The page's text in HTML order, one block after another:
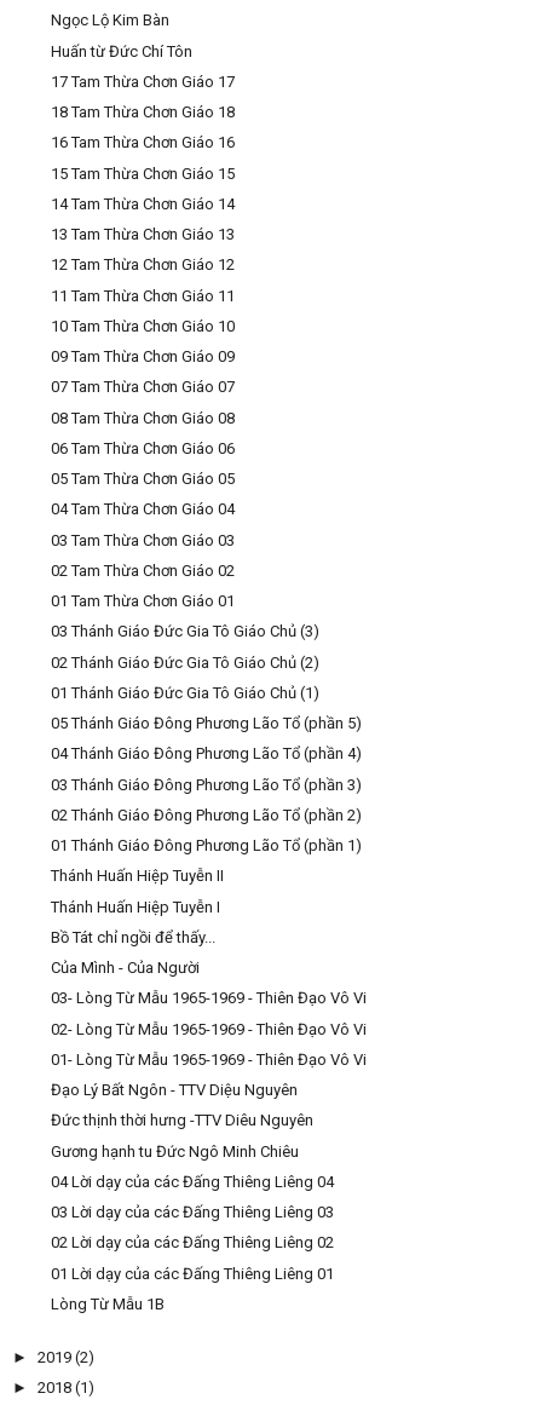
Ngọc Lộ Kim Bàn
Huấn từ Đức Chí Tôn
17 Tam Thừa Chơn Giáo 17
18 Tam Thừa Chơn Giáo 18
16 Tam Thừa Chơn Giáo 16
15 Tam Thừa Chơn Giáo 15
14 Tam Thừa Chơn Giáo 14
13 Tam Thừa Chơn Giáo 13
12 Tam Thừa Chơn Giáo 12
11 Tam Thừa Chơn Giáo 11
10 Tam Thừa Chơn Giáo 10
09 Tam Thừa Chơn Giáo 09
07 Tam Thừa Chơn Giáo 07
08 Tam Thừa Chơn Giáo 08
06 Tam Thừa Chơn Giáo 06
05 Tam Thừa Chơn Giáo 05
04 Tam Thừa Chơn Giáo 04
03 Tam Thừa Chơn Giáo 03
02 Tam Thừa Chơn Giáo 02
01 Tam Thừa Chơn Giáo 01
03 Thánh Giáo Đức Gia Tô Giáo Chủ (3)
02 Thánh Giáo Đức Gia Tô Giáo Chủ (2)
01 Thánh Giáo Đức Gia Tô Giáo Chủ (1)
05 Thánh Giáo Đông Phương Lão Tổ (phần 5)
04 Thánh Giáo Đông Phương Lão Tổ (phần 4)
03 Thánh Giáo Đông Phương Lão Tổ (phần 3)
02 Thánh Giáo Đông Phương Lão Tổ (phần 2)
01 Thánh Giáo Đông Phương Lão Tổ (phần 1)
Thánh Huấn Hiệp Tuyễn II
Thánh Huấn Hiệp Tuyễn I
Bồ Tát chỉ ngồi để thấy...
Của Mình - Của Người
03- Lòng Từ Mẫu 1965-1969 - Thiên Đạo Vô Vi
02- Lòng Từ Mẫu 1965-1969 - Thiên Đạo Vô Vi
01- Lòng Từ Mẫu 1965-1969 - Thiên Đạo Vô Vi
Đạo Lý Bất Ngôn - TTV Diệu Nguyên
Đức thịnh thời hưng -TTV Diêu Nguyên
Gương hạnh tu Đức Ngô Minh Chiêu
04 Lời dạy của các Đấng Thiêng Liêng 04
03 Lời dạy của các Đấng Thiêng Liêng 03
02 Lời dạy của các Đấng Thiêng Liêng 02
01 Lời dạy của các Đấng Thiêng Liêng 01
Lòng Từ Mẫu 1B
► 2019 (2)
► 2018 (1)